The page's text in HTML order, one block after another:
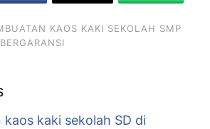
KAOS KAKI SEKOLAH SMP
kaki sekolah SD di